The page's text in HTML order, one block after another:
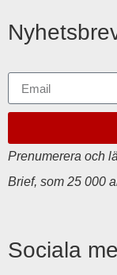
Prenumerera och
Brief, som 25 000
Sociala